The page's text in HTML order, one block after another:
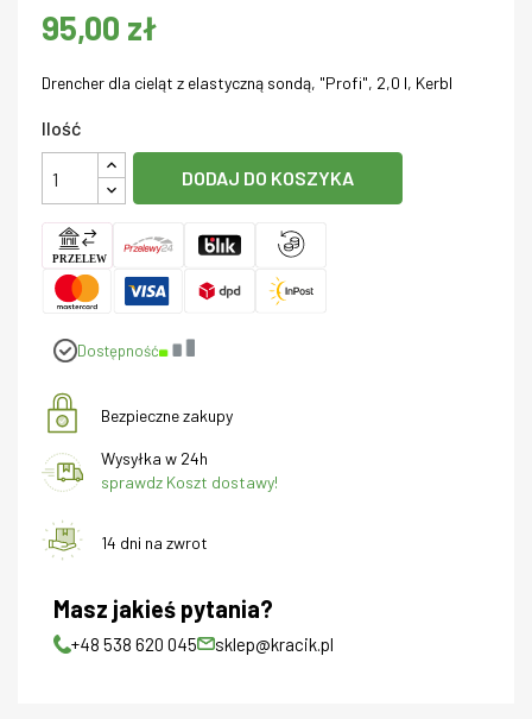
95,00 zł
Drencher dla cieląt z elastyczną sondą, "Profi", 2,0 l, Kerbl
Ilość
DODAJ DO KOSZYKA
Dostępność
Bezpieczne zakupy
Wysyłka w 24h
sprawdz Koszt dostawy!
14 dni na zwrot
Masz jakieś pytania?
+48 538 620 045 sklep@kracik.pl